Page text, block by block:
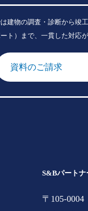
建物の調査・診断から竣
ト）まで、一貫した対応が
資料のご請求
S&Bパートナ
〒105-0004